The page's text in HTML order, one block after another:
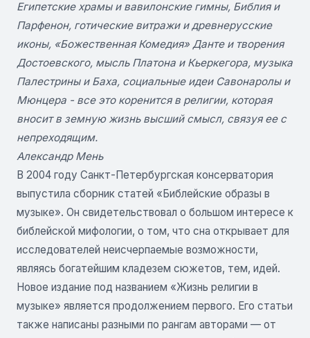
Египетские храмы и вавилонские гимны, Библия и
Парфенон, готические витражи и древнерусские
иконы, «Божественная Комедия» Данте и творения
Достоевского, мысль Платона и Кьеркегора, музыка
Палестрины и Баха, социальные идеи Савонаролы и
Мюнцера - все это коренится в религии, которая
вносит в земную жизнь высший смысл, связуя ее с
непреходящим.
Александр Мень
В 2004 году Санкт-Петербургская консерватория
выпустила сборник статей «Библейские образы в
музыке». Он свидетельствовал о большом интересе к
библейской мифологии, о том, что сна открывает для
исследователей неисчерпаемые возможности,
являясь богатейшим кладезем сюжетов, тем, идей.
Новое издание под названием «Жизнь религии в
музыке» является продолжением первого. Его статьи
также написаны разными по рангам авторами — от